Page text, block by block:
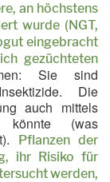
an höchstens
wurde (NGT,
eingebracht
gezüchteten
Sie sind
Die
auch mittels
könnte (was
Pflanzen der
ihr Risiko für
werden,